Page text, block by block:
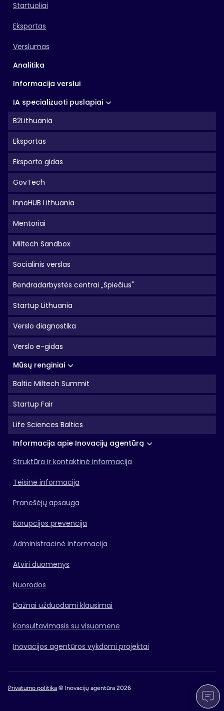
Startuoliai
Eksportas
Verslumas
Analitika
Informacija verslui
IA specializuoti puslapiai
B2Lithuania
Eksportas
Eksporto gidas
GovTech
InnoHUB Lithuania
Mentoriai
Miltech Sandbox
Socialinis verslas
Bendradarbystės centrai „Spiečius"
Startup Lithuania
Verslo diagnostika
Verslo e-gidas
Mūsų renginiai
Baltic Miltech Summit
Startup Fair
Life Sciences Baltics
Informacija apie Inovacijų agentūrą
Struktūra ir kontaktinė informacija
Teisinė informacija
Pranešėjų apsauga
Korupcijos prevencija
Administracinė informacija
Atviri duomenys
Nuorodos
Dažnai užduodami klausimai
Konsultavimasis su visuomene
Inovacijos agentūros vykdomi projektai
Privatumo politika © Inovacijų agentūra 2026